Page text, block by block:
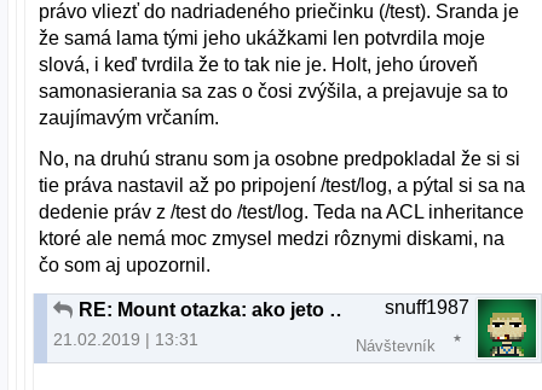
právo vliezť do nadriadeného priečinku (/test). Sranda je
že samá lama tými jeho ukážkami len potvrdila moje
slová, i keď tvrdila že to tak nie je. Holt, jeho úroveň
samonasierania sa zas o čosi zvýšila, a prejavuje sa to
zaujímavým vrčaním.
No, na druhú stranu som ja osobne predpokladal že si si
tie práva nastavil až po pripojení /test/log, a pýtal si sa na
dedenie práv z /test do /test/log. Teda na ACL inheritance
ktoré ale nemá moc zmysel medzi rôznymi diskami, na
čo som aj upozornil.
RE: Mount otazka: ako jeto mozne?
21.02.2019 | 13:31
snuff1987
Návštevník